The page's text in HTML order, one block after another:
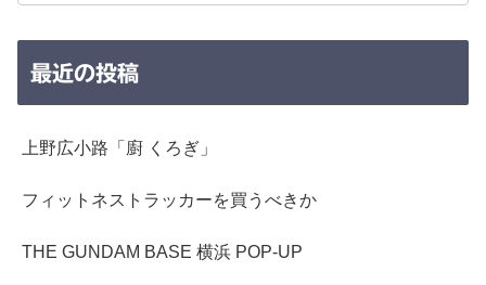
最近の投稿
上野広小路「廚 くろぎ」
フィットネストラッカーを買うべきか
THE GUNDAM BASE 横浜 POP-UP